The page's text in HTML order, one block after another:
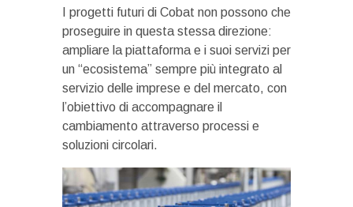
I progetti futuri di Cobat non possono che
proseguire in questa stessa direzione:
ampliare la piattaforma e i suoi servizi per
un “ecosistema” sempre più integrato al
servizio delle imprese e del mercato, con
l’obiettivo di accompagnare il
cambiamento attraverso processi e
soluzioni circolari.